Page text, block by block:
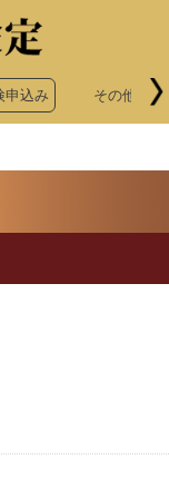
申込み その他申込